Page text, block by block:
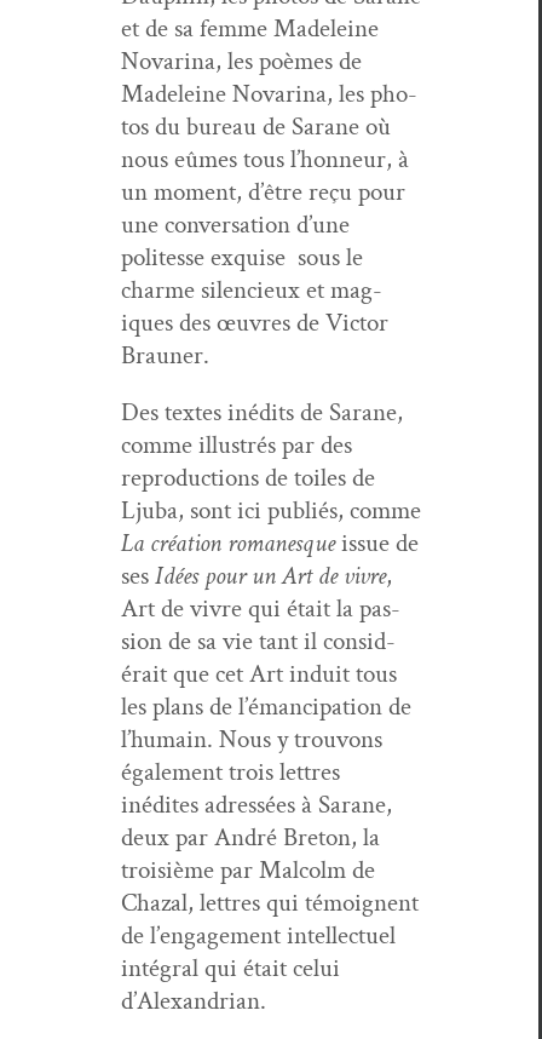
et de sa femme Madeleine
Nova­ri­na, les poèmes de
Madeleine Nova­ri­na, les pho­
tos du bureau de Sarane où
nous eûmes tous l’hon­neur, à
un moment, d’être reçu pour
une con­ver­sa­tion d’une
politesse exquise sous le
charme silen­cieux et mag­
iques des œuvres de Vic­tor
Brauner.
Des textes inédits de Sarane,
comme illus­trés par des
repro­duc­tions de toiles de
Lju­ba, sont ici pub­liés, comme
La créa­tion romanesqueissue de
sesIdées pour un Art de vivre,
Art de vivre qui était la pas­
sion de sa vie tant il con­sid­
érait que cet Art induit tous
les plans de l’é­man­ci­pa­tion de
l’hu­main. Nous y trou­vons
égale­ment trois let­tres
inédites adressées à Sarane,
deux par André Bre­ton, la
troisième par Mal­colm de
Chaz­al, let­tres qui témoignent
de l’en­gage­ment intel­lectuel
inté­gral qui était celui
d’Alexandrian.